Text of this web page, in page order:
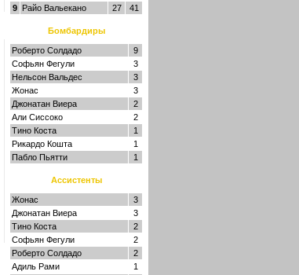
9 Райо Вальекано 27 41
Бомбардиры
Роберто Солдадо
9
Софьян Фегули
3
Нельсон Вальдес
3
Жонас
3
Джонатан Виера
2
Али Сиссоко
2
Тино Коста
1
Рикардо Кошта
1
Пабло Пьятти
1
Ассистенты
Жонас
3
Джонатан Виера
3
Тино Коста
2
Софьян Фегули
2
Роберто Солдадо
2
Адиль Рами
1